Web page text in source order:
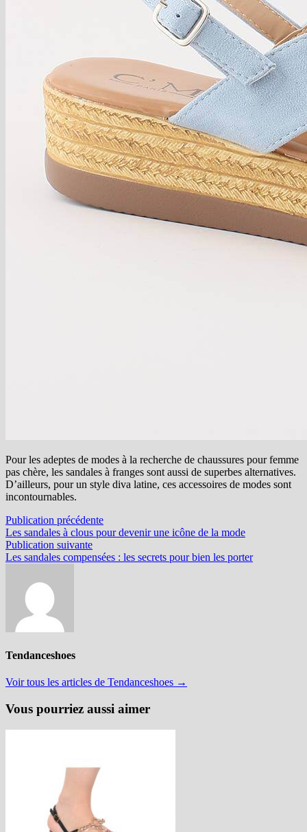
Pour les adeptes de modes à la recherche de chaussures pour femme
pas chère, les sandales à franges sont aussi de superbes alternatives.
D’ailleurs, pour un style diva latine, ces accessoires de modes sont
incontournables.
Navigation
de
l’article
Publication précédentePublication
précédente :
Les sandales à clous pour devenir une icône de la mode
Publication suivantePublication
suivante :
Les sandales compensées : les secrets pour bien les porter
Tendanceshoes
Voir tous les articles de Tendanceshoes →
Vous pourriez aussi aimer